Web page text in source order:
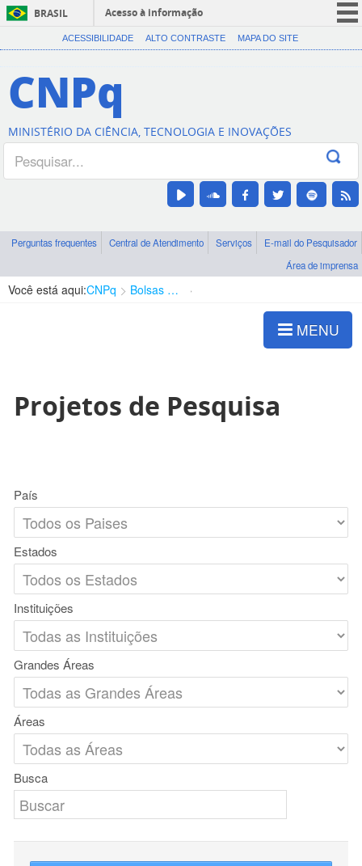
BRASIL
Acesso à informação
CORONAVÍRUS (COVID-19)
Canais
ACESSIBILIDADE ALTO CONTRASTE MAPA DO SITE
CNPq
MINISTÉRIO DA CIÊNCIA, TECNOLOGIA E INOVAÇÕES
Perguntas frequentes Central de Atendimento Serviços
E-mail do Pesquisador
Área de imprensa
Você está aqui:CNPq Bolsas e Auxílios Vigentes
MENU
Projetos de Pesquisa
País
Estados
Instituições
Grandes Áreas
Áreas
Busca